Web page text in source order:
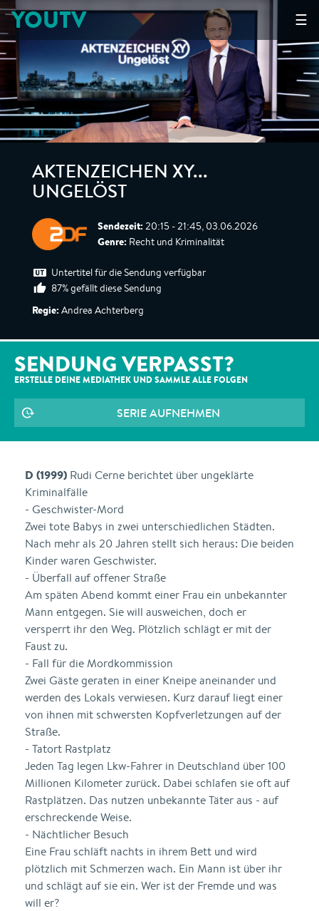
☰
YOUTV
AKTENZEICHEN XY...
UNGELÖST
Sendezeit: 20:15 - 21:45, 03.06.2026
Genre: Recht und Kriminalität
Untertitel für die Sendung verfügbar
87% gefällt diese Sendung
Regie: Andrea Achterberg
SENDUNG VERPASST?
ERSTELLE DEINE MEDIATHEK UND SAMMLE ALLE FOLGEN
SERIE AUFNEHMEN
D (1999) Rudi Cerne berichtet über ungeklärte
Kriminalfälle
- Geschwister-Mord
Zwei tote Babys in zwei unterschiedlichen Städten.
Nach mehr als 20 Jahren stellt sich heraus: Die beiden
Kinder waren Geschwister.
- Überfall auf offener Straße
Am späten Abend kommt einer Frau ein unbekannter
Mann entgegen. Sie will ausweichen, doch er
versperrt ihr den Weg. Plötzlich schlägt er mit der
Faust zu.
- Fall für die Mordkommission
Zwei Gäste geraten in einer Kneipe aneinander und
werden des Lokals verwiesen. Kurz darauf liegt einer
von ihnen mit schwersten Kopfverletzungen auf der
Straße.
- Tatort Rastplatz
Jeden Tag legen Lkw-Fahrer in Deutschland über 100
Millionen Kilometer zurück. Dabei schlafen sie oft auf
Rastplätzen. Das nutzen unbekannte Täter aus - auf
erschreckende Weise.
- Nächtlicher Besuch
Eine Frau schläft nachts in ihrem Bett und wird
plötzlich mit Schmerzen wach. Ein Mann ist über ihr
und schlägt auf sie ein. Wer ist der Fremde und was
will er?